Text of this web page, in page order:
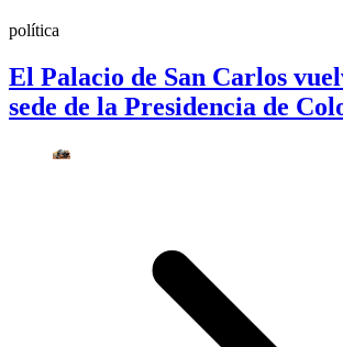
política
El Palacio de San Carlos
sede de la Presidencia de